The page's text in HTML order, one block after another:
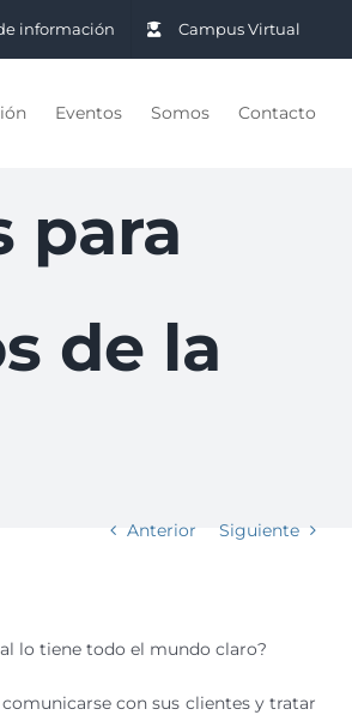
información Campus Virtual
Eventos Somos Contacto
para
de la
Anterior Siguiente
lo tiene todo el mundo claro?
con sus clientes y tratar